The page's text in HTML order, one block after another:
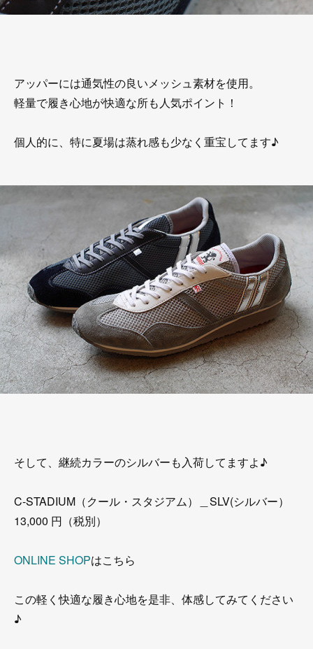
アッパーには通気性の良いメッシュ素材を使用。
軽量で履き心地が快適な所も人気ポイント！
個人的に、特に夏場は蒸れ感も少なく重宝してます♪
そして、継続カラーのシルバーも入荷してますよ♪
C-STADIUM（クール・スタジアム）＿SLV(シルバー）
13,000 円（税別）
ONLINE SHOPはこちら
この軽く快適な履き心地を是非、体感してみてください
♪